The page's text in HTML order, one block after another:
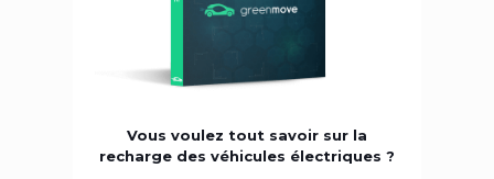
Vous voulez tout savoir sur la
recharge des véhicules électriques ?